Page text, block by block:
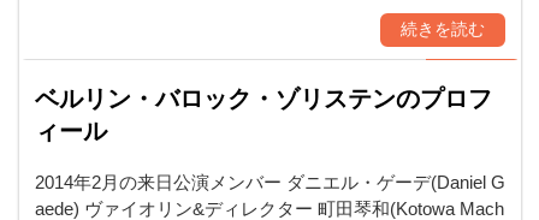
続きを読む
ベルリン・バロック・ゾリステンのプロフ
ィール
2014年2月の来日公演メンバー ダニエル・ゲーデ(Daniel G
aede) ヴァイオリン&ディレクター 町田琴和(Kotowa Mach